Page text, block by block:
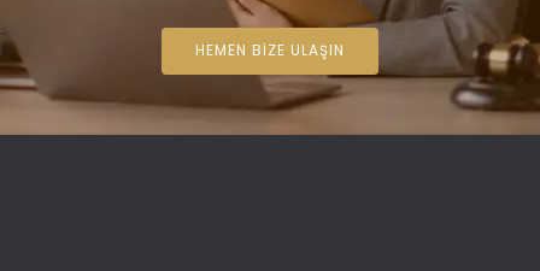
HEMEN BIZE ULAŞIN